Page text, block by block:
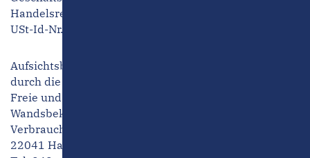
Handelsregister: Kiel HR B 9466
USt-Id-Nr. DE 22000 3492
Aufsichtsbehörde: Genehmigung nach § 34c GewO
durch die
Freie und Hansestadt Hamburg, Bezirksamt
Wandsbek,
Verbraucherschutzamt Wandsbek, Hammer Straße 36,
22041 Hamburg,